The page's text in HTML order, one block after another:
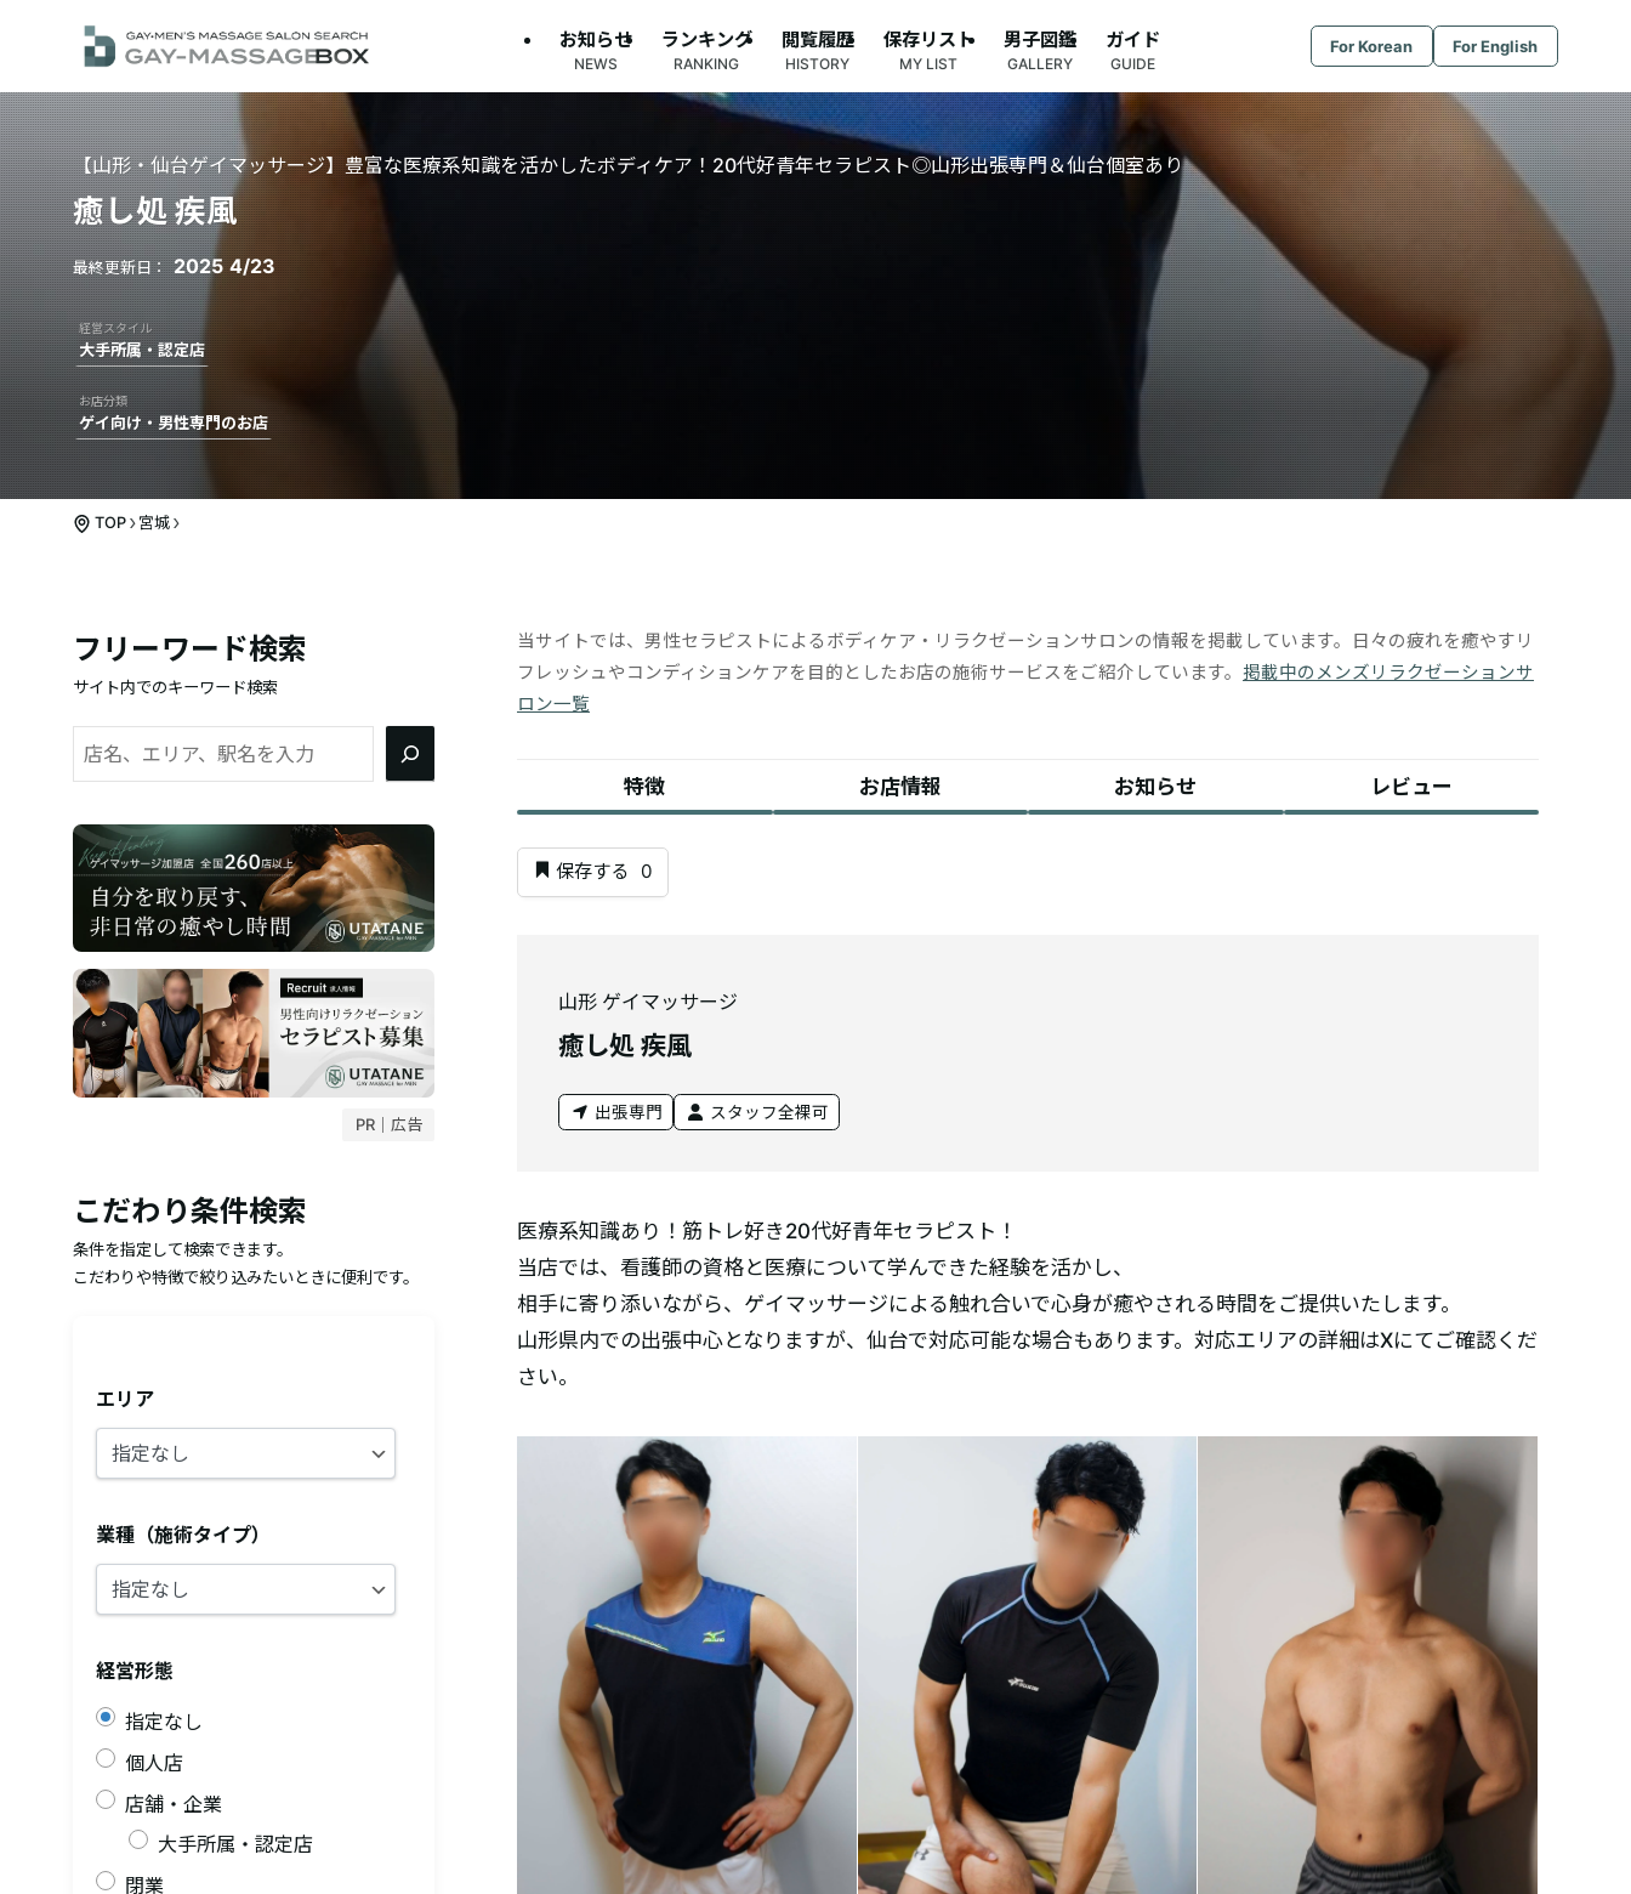
お知らせ
NEWS
ランキング
RANKING
閲覧履歴
HISTORY
保存リスト
MY LIST
男子図鑑
GALLERY
ガイド
GUIDE
For Korean For English
【山形・仙台ゲイマッサージ】豊富な医療系知識を活かしたボディケア！20代好青年セラピスト◎山形出張専門＆仙台個室あり
癒し処 疾風
2025 4/23
大手所属・認定店
ゲイ向け・男性専門のお店
TOP 宮城
当サイトでは、男性セラピストによるボディケア・リラクゼーションサロンの情報を掲載しています。日々の疲れを癒やすリ
フレッシュやコンディションケアを目的としたお店の施術サービスをご紹介しています。 掲載中のメンズリラクゼーションサ
ロン一覧
特徴 お店情報 お知らせ レビュー
保存する 0
山形 ゲイマッサージ
癒し処 疾風
出張専門 スタッフ全裸可
医療系知識あり！筋トレ好き20代好青年セラピスト！
当店では、看護師の資格と医療について学んできた経験を活かし、
相手に寄り添いながら、ゲイマッサージによる触れ合いで心身が癒やされる時間をご提供いたします。
山形県内での出張中心となりますが、仙台で対応可能な場合もあります。対応エリアの詳細はXにてご確認くだ
さい。
フリーワード検索
サイト内でのキーワード検索
検
索
PR｜広告
こだわり条件検索
条件を指定して検索できます。
こだわりや特徴で絞り込みたいときに便利です。
エリア
業種（施術タイプ）
経営形態
指定なし
個人店
店舗・企業
大手所属・認定店
閉業